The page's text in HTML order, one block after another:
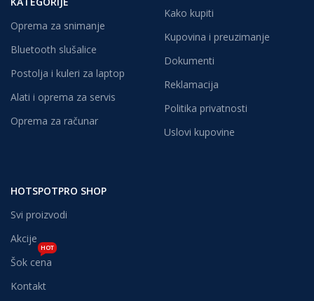
Oprema za snimanje
Bluetooth slušalice
Postolja i kuleri za laptop
Alati i oprema za servis
Oprema za računar
Kako kupiti
Kupovina i preuzimanje
Dokumenti
Reklamacija
Politika privatnosti
Uslovi kupovine
HOTSPOTPRO SHOP
Svi proizvodi
Akcije
Šok cena
HOT
Kontakt